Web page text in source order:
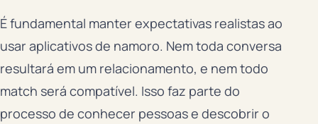
É fundamental manter expectativas realistas ao
usar aplicativos de namoro. Nem toda conversa
resultará em um relacionamento, e nem todo
match será compatível. Isso faz parte do
processo de conhecer pessoas e descobrir o